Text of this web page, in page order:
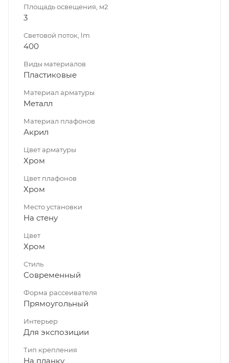
Площадь освещения, м2
3
Световой поток, lm
400
Виды материалов
Пластиковые
Материал арматуры
Металл
Материал плафонов
Акрил
Цвет арматуры
Хром
Цвет плафонов
Хром
Место установки
На стену
Цвет
Хром
Стиль
Современный
Форма рассеивателя
Прямоугольный
Интерьер
Для экспозиции
Тип крепления
На планку